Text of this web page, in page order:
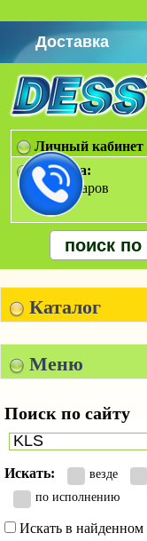
Доставка
Личный кабинет
Корзина:
Нет товаров
Каталог
Меню
Поиск по сайту
Искать: везде
по исполнению
Искать в найденном